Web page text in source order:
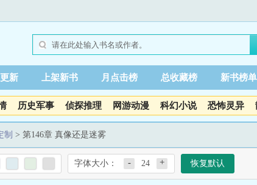
新 上架新书 月点击榜 总收藏榜 新书榜单
历史军事 侦探推理 网游动漫 科幻小说 恐怖灵异
制 > 第146章 真像还是迷雾
字体大小： - 24 + 恢复默认